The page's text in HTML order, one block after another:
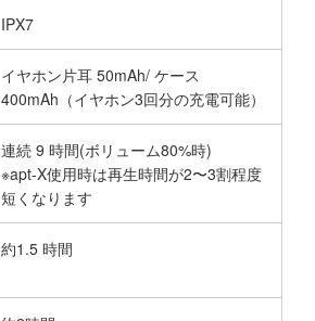
IPX7
イヤホン片耳 50mAh/ ケース
400mAh（イヤホン3回分の充電可能）
連続 9 時間(ボリューム80%時)
※apt-X使用時は再生時間が2〜3割程度
短くなります
約1.5 時間